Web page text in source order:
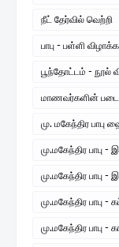
நீட் தேர்வில் வெற்றி
பாபு - பள்ளி
பூந்தோட்டம் - நூல்
மாணவர்களின்
மு. மகேந்திர
மு.மகேந்திர பாபு
மு.மகேந்திர பாபு
மு.மகேந்திர பாபு -
மு.மகேந்திர பாபு